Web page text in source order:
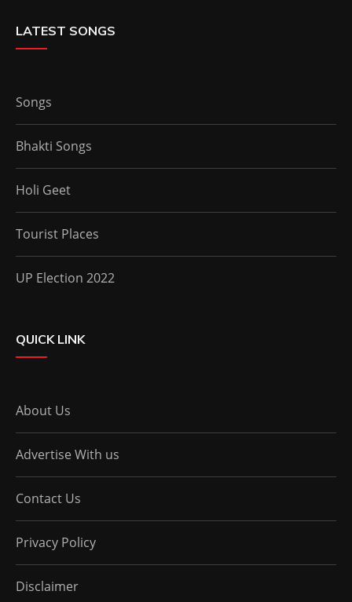
LATEST SONGS
Songs
Bhakti Songs
Holi Geet
Tourist Places
UP Election 2022
QUICK LINK
About Us
Advertise With us
Contact Us
Privacy Policy
Disclaimer